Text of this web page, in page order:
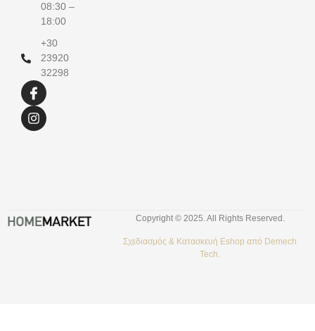
08:30 –
18:00
+30
23920
32298
Copyright © 2025. All Rights Reserved.
Σχεδιασμός & Κατασκευή Eshop από Demech
Tech.